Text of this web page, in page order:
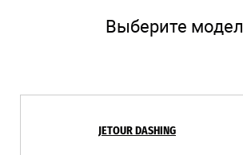
Выберите
JETOUR DASHING